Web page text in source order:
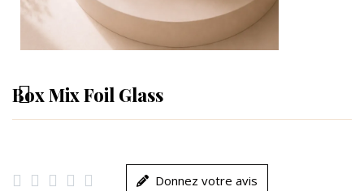
Box Mix Foil Glass
     Donnez votre avis